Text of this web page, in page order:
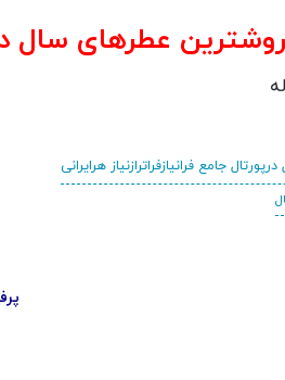
عطرهای سال
جامع فرانیازفراترازنیاز هرایرانی